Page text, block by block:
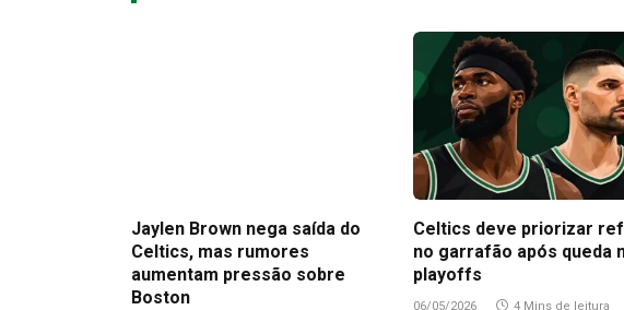
Jaylen Brown nega saída do
Celtics, mas rumores
aumentam pressão sobre
Boston
Celtics deve priorizar
no garrafão após queda
playoffs
06/05/2026 4 Mins de leitura